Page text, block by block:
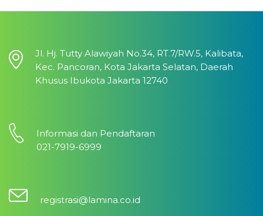
Jl. Hj. Tutty Alawiyah No.34, RT.7/RW.5, Kalibata,
Kec. Pancoran, Kota Jakarta Selatan, Daerah
Khusus Ibukota Jakarta 12740
Informasi dan Pendaftaran
021-7919-6999
registrasi@lamina.co.id